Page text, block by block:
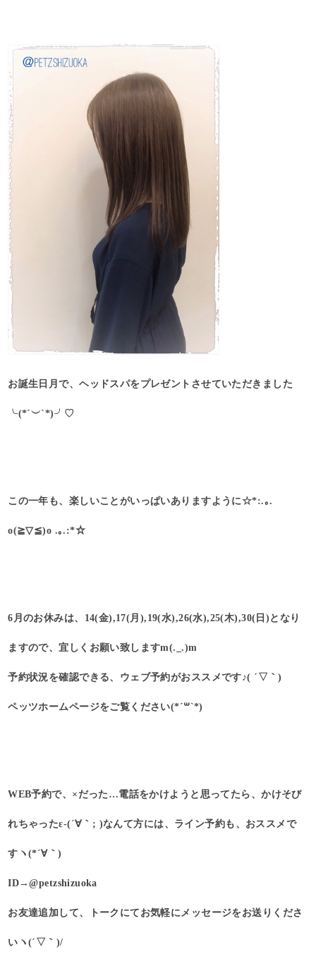
お誕生日月で、ヘッドスパをプレゼントさせていただきました
╰(*´︶`*)╯♡
この一年も、楽しいことがいっぱいありますように☆*:.｡.
o(≧▽≦)o .｡.:*☆
6月のお休みは、14(金),17(月),19(水),26(水),25(木),30(日)となり
ますので、宜しくお願い致しますm(._.)m
予約状況を確認できる、ウェブ予約がおススメです♪( ´▽｀)
ペッツホームページをご覧ください(*´꒳`*)
WEB予約で、×だった…電話をかけようと思ってたら、かけそび
れちゃったε-(´∀｀; )なんて方には、ライン予約も、おススメで
すヽ(*´∀｀)
ID→@petzshizuoka
お友達追加して、トークにてお気軽にメッセージをお送りくださ
いヽ(´▽｀)/